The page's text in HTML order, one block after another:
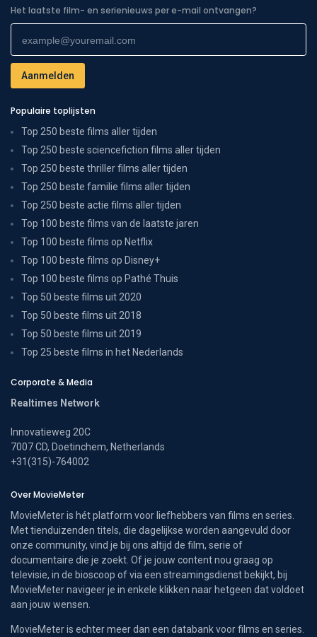
Het laatste film- en serienieuws per e-mail ontvangen?
Populaire toplijsten
Top 250 beste films aller tijden
Top 250 beste sciencefiction films aller tijden
Top 250 beste thriller films aller tijden
Top 250 beste familie films aller tijden
Top 250 beste actie films aller tijden
Top 100 beste films van de laatste jaren
Top 100 beste films op Netflix
Top 100 beste films op Disney+
Top 100 beste films op Pathé Thuis
Top 50 beste films uit 2020
Top 50 beste films uit 2018
Top 50 beste films uit 2019
Top 25 beste films in het Nederlands
Corporate & Media
Realtimes Network
Innovatieweg 20C
7007 CD, Doetinchem, Netherlands
+31(315)-764002
Over MovieMeter
MovieMeter is hét platform voor liefhebbers van films en series.
Met tienduizenden titels, die dagelijkse worden aangevuld door
onze community, vind je bij ons altijd de film, serie of
documentaire die je zoekt. Of je jouw content nou graag op
televisie, in de bioscoop of via een streamingsdienst bekijkt, bij
MovieMeter navigeer je in enkele klikken naar hetgeen dat voldoet
aan jouw wensen.
MovieMeter is echter meer dan een databank voor films en series.